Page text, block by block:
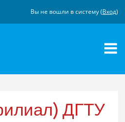
Вы не вошли в систему (Вход)
ДГТУ